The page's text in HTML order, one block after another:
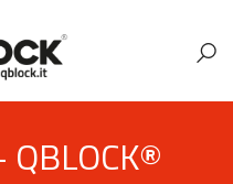
QBLOCK®